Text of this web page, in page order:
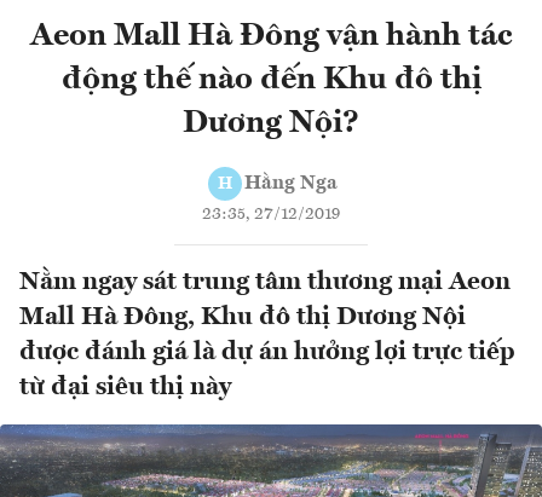
Aeon Mall Hà Đông vận hành tác
động thế nào đến Khu đô thị
Dương Nội?
H Hằng Nga
23:35, 27/12/2019
Nằm ngay sát trung tâm thương mại Aeon
Mall Hà Đông, Khu đô thị Dương Nội
được đánh giá là dự án hưởng lợi trực tiếp
từ đại siêu thị này